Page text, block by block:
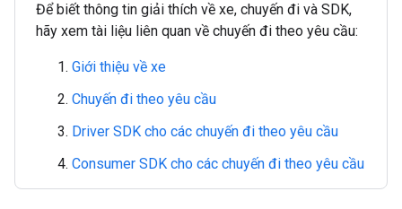
Để biết thông tin giải thích về xe, chuyến đi và SDK,
hãy xem tài liệu liên quan về chuyến đi theo yêu cầu:
Giới thiệu về xe
Chuyến đi theo yêu cầu
Driver SDK cho các chuyến đi theo yêu cầu
Consumer SDK cho các chuyến đi theo yêu cầu